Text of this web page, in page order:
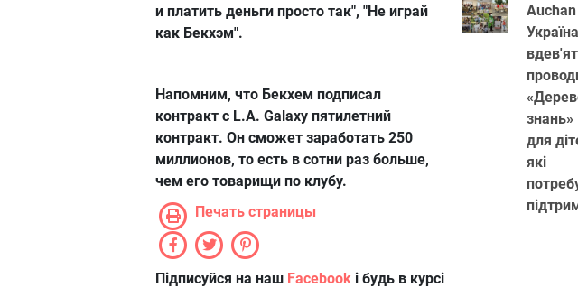
и платить деньги просто так", "Не играй
как Бекхэм".
Напомним, что Бекхем подписал
контракт с L.A. Galaxy пятилетний
контракт. Он сможет заработать 250
миллионов, то есть в сотни раз больше,
чем его товарищи по клубу.
Печать страницы
Підписуйся на наш Facebook і будь в курсі
Auchan
Україна
знань»
для
які